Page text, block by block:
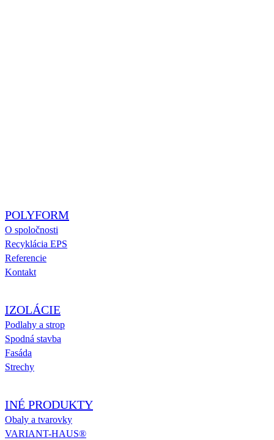
POLYFORM
O spoločnosti
Recyklácia EPS
Referencie
Kontakt
IZOLÁCIE
Podlahy a strop
Spodná stavba
Fasáda
Strechy
INÉ PRODUKTY
Obaly a tvarovky
VARIANT-HAUS®